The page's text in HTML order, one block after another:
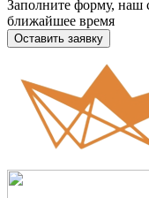
Заполните форму, наш
ближайшее время
Оставить заявку